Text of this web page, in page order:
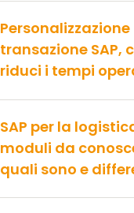
Personalizzazione
transazione SAP,
riduci i tempi
SAP per la
moduli da
quali sono e